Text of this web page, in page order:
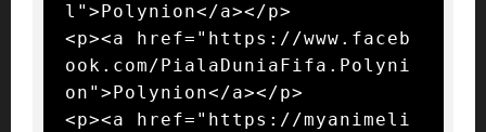
l">Polynion</a></p>
<p><a href="https://www.faceb
ook.com/PialaDuniaFifa.Polyni
on">Polynion</a></p>
<p><a href="https://myanimeli